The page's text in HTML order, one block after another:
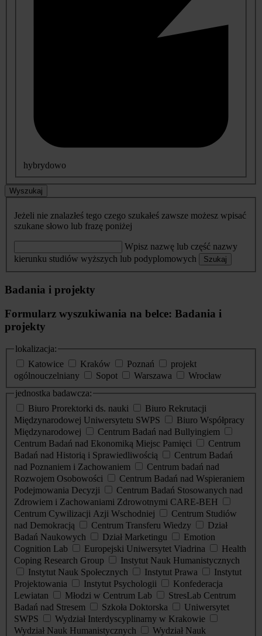
hybrydowo
Wyszukaj
Jeżeli nie znalazłeś tego czego szukałeś zawsze możesz wpisać
szukane słowo lub frazę poniżej
Wpisz nazwę lub część nazwy
kierunku studiów wyższych lub podyplomowych
Szukaj
Badania i projekty
Formularz wyszukiwania na belce: Badania i
projekty
lokalizacja:
Katowice
Kraków Poznań
projekt
ogólnouczelniany
Sopot Warszawa
Wrocław
jednostka badawcza:
Biuro Prorektorki ds. nauki
Biuro Rekrutacji
Międzynarodowej Uniwersytetu SWPS
Biuro Współpracy
Międzynarodowej
Centrum Badań nad Bullyingiem
Centrum Badań nad Ekonomiką Miejsc Pamięci
Centrum
Badań nad Historią i Sprawiedliwością
Centrum Badań
nad Poznaniem i Zachowaniem
Centrum badań nad
Rozwojem Osobowości
Centrum Badań nad Wspieraniem
Podejmowania Decyzji
Centrum Badań Stosowanych nad
Zdrowiem i Zachowaniami Zdrowotnymi CARE-BEH
Centrum Cywilizacji Azji Wschodniej
Centrum Studiów
nad Demokracją
Centrum Transferu Wiedzy
Dział
Badań Naukowych
Dział Marketingu
Emotion
Cognition Lab
Europejski Uniwersytet Viadrina
Health
Coping Research Group
Instytut Nauk Humanistycznych
Instytut Nauk Społecznych
Instytut Prawa
Instytut
Projektowania
Instytut Psychologii
Konfederacja
Lewiatan
Młodzi w Centrum Lab
StresLab Centrum
Badań nad Stresem
Szkoła Doktorska
Uniwersytet
SWPS
Wydział Interdyscyplinarny w Krakowie
Wydział Nauk Humanistycznych
Wydział Nauk